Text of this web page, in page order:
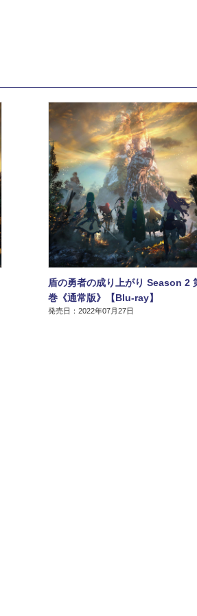
盾の勇者の成り上がり Season 2
巻《通常版》【Blu-ray】
発売日：2022年07月27日